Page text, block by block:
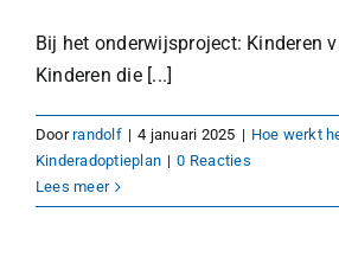
Bij het onderwijsproject: Kinderen
Kinderen die [...]
Doorrandolf | 4 januari 2025 | Hoe werkt
Kinderadoptieplan | 0 Reacties
Lees meer